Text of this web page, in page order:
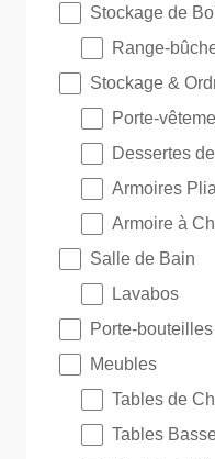
Stockage de
Range-
Stockage &
Porte-
Dessertes
Armoires
Armoire à
Salle de Bain
Lavabos
Porte-
Meubles
Tables de
Tables